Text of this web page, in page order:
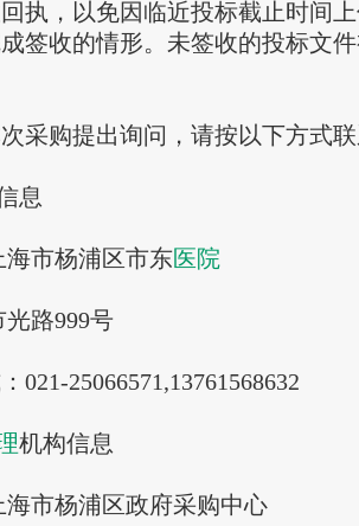
执，以免因临近投标截止时间
签收的情形。未签收的投标文
购提出询问，请按以下方式
息
市杨浦区市东医院
路999号
25066571,13761568632
机构信息
市杨浦区政府采购中心